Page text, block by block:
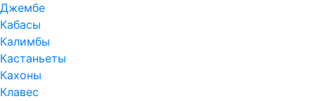
Джембе
Кабасы
Калимбы
Кастаньеты
Кахоны
Клавес